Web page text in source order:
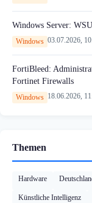
Windows Server:
Windows 03.07.2026,
FortiBleed:
Fortinet Firewalls
Windows 18.06.2026,
Themen
Hardware
Künstliche Intelligenz